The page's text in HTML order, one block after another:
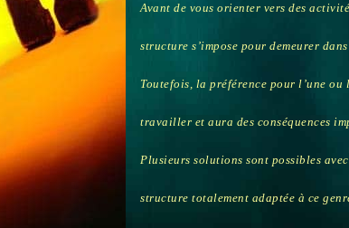
Avant de vous orienter vers des
structure s’impose pour demeurer
Toutefois, la préférence pour l’une
travailler et aura des conséquences
Plusieurs solutions sont possibles
structure totalement adaptée à ce